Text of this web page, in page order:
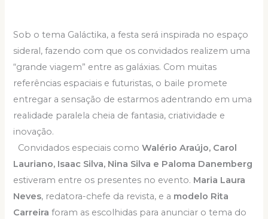
Sob o tema Galáctika, a festa será inspirada no espaço
sideral, fazendo com que os convidados realizem uma
“grande viagem” entre as galáxias. Com muitas
referências espaciais e futuristas, o baile promete
entregar a sensação de estarmos adentrando em uma
realidade paralela cheia de fantasia, criatividade e
inovação.
Convidados especiais comoWalério Araújo, Carol
Lauriano, Isaac Silva, Nina Silva e Paloma Danemberg
estiveram entre os presentes no evento. Maria Laura
Neves, redatora-chefe da revista, e a modelo Rita
Carreira foram as escolhidas para anunciar o tema do